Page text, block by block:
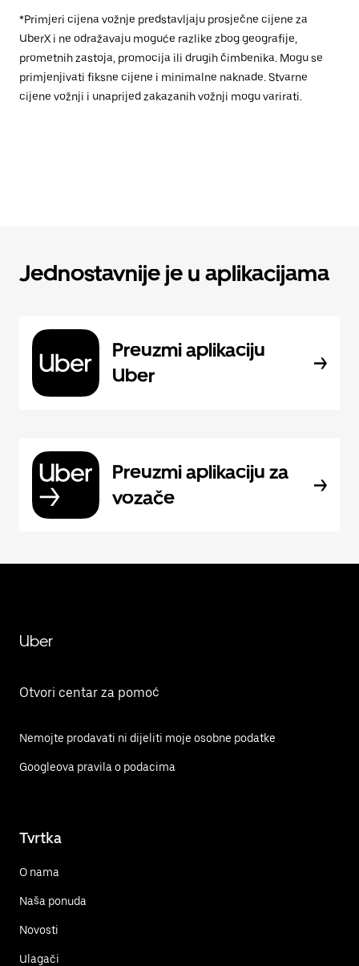
*Primjeri cijena vožnje predstavljaju prosječne cijene za
UberX i ne odražavaju moguće razlike zbog geografije,
prometnih zastoja, promocija ili drugih čimbenika. Mogu se
primjenjivati fiksne cijene i minimalne naknade. Stvarne
cijene vožnji i unaprijed zakazanih vožnji mogu varirati.
Jednostavnije je u aplikacijama
Preuzmi aplikaciju
Uber
Preuzmi aplikaciju za
vozače
Uber
Otvori centar za pomoć
Nemojte prodavati ni dijeliti moje osobne podatke
Googleova pravila o podacima
Tvrtka
O nama
Naša ponuda
Novosti
Ulagači